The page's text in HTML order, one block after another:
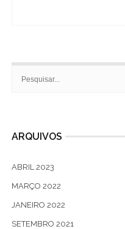
ARQUIVOS
ABRIL 2023
MARÇO 2022
JANEIRO 2022
SETEMBRO 2021